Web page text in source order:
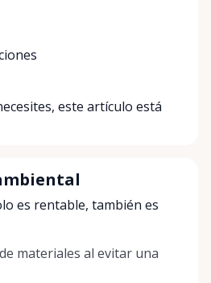
este artículo está
es rentable, también es
materiales al evitar una